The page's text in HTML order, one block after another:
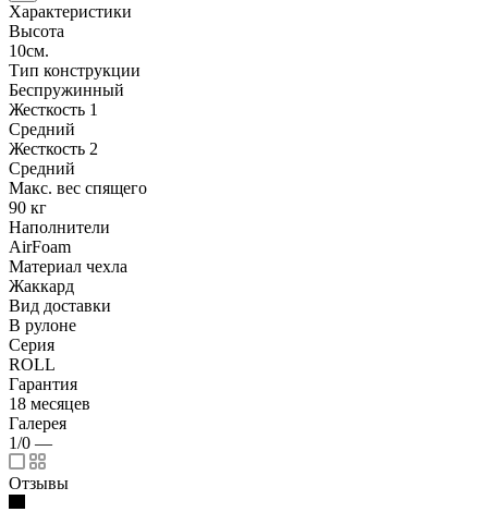
Характеристики
Высота
10см.
Тип конструкции
Беспружинный
Жесткость 1
Средний
Жесткость 2
Средний
Макс. вес спящего
90 кг
Наполнители
AirFoam
Материал чехла
Жаккард
Вид доставки
В рулоне
Серия
ROLL
Гарантия
18 месяцев
Галерея
1/0 —
Отзывы